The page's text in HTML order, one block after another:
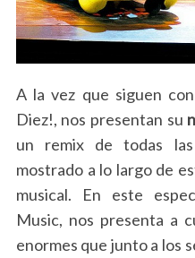
A la vez que siguen
Diez!, nos presentan su
un remix de todas
mostrado a lo largo de
musical. En este
Music, nos presenta a
enormes que junto a los